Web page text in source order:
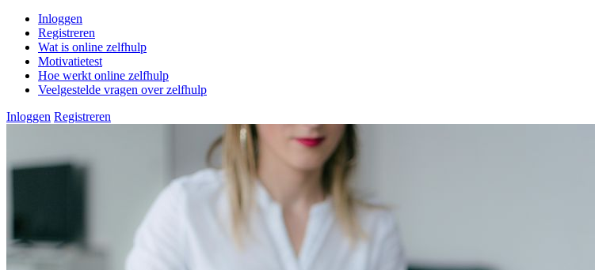
Inloggen
Registreren
Wat is online zelfhulp
Motivatietest
Hoe werkt online zelfhulp
Veelgestelde vragen over zelfhulp
Inloggen Registreren